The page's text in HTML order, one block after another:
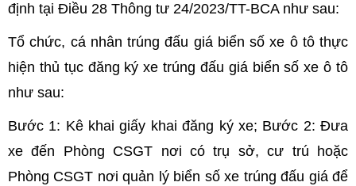
định tại Điều 28 Thông tư 24/2023/TT-BCA như sau:
Tổ chức, cá nhân trúng đấu giá biển số xe ô tô thực
hiện thủ tục đăng ký xe trúng đấu giá biển số xe ô tô
như sau:
Bước 1: Kê khai giấy khai đăng ký xe; Bước 2: Đưa
xe đến Phòng CSGT nơi có trụ sở, cư trú hoặc
Phòng CSGT nơi quản lý biển số xe trúng đấu giá để